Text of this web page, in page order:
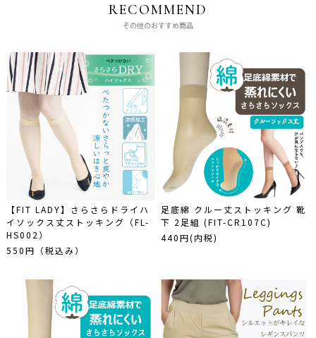
RECOMMEND
その他のおすすめ商品
【FIT LADY】さらさらドライハ
イソックス丈ストッキング（FL-
HS002）
550円（税込み）
足底綿 クルー丈ストッキング 靴
下 2足組 (FIT-CR107C)
440円(内税)